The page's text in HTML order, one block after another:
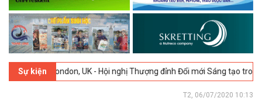
Sự kiện
London, UK - Hội nghị Thượng đỉnh Đổi mới Sáng tạo trong
T2, 06/07/2020 10:13